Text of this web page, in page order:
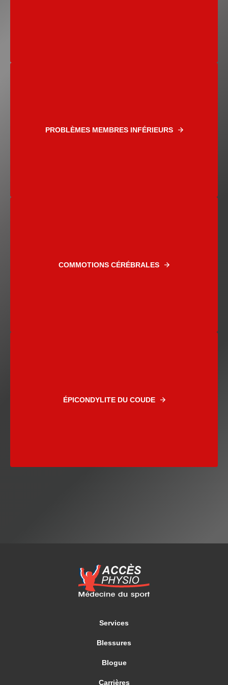
PROBLÈMES MEMBRES INFÉRIEURS
COMMOTIONS CÉRÉBRALES
ÉPICONDYLITE DU COUDE
Services
Blessures
Blogue
Carrières